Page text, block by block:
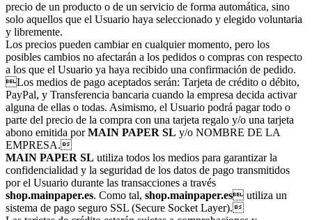
precio de un producto o de un servicio de forma automática, sino
solo aquellos que el Usuario haya seleccionado y elegido voluntaria
y libremente.
Los precios pueden cambiar en cualquier momento, pero los
posibles cambios no afectarán a los pedidos o compras con respecto
a los que el Usuario ya haya recibido una confirmación de pedido.
Los medios de pago aceptados serán: Tarjeta de crédito o débito,
PayPal, y Transferencia bancaria cuando la empresa decida activar
alguna de ellas o todas. Asimismo, el Usuario podrá pagar todo o
parte del precio de la compra con una tarjeta regalo y/o una tarjeta
abono emitida porMAIN PAPER SL y/o NOMBRE DE LA
EMPRESA.
MAIN PAPER SL utiliza todos los medios para garantizar la
confidencialidad y la seguridad de los datos de pago transmitidos
por el Usuario durante las transacciones a través
shop.mainpaper.es. Como tal, shop.mainpaper.es utiliza un
sistema de pago seguro SSL (Secure Socket Layer).